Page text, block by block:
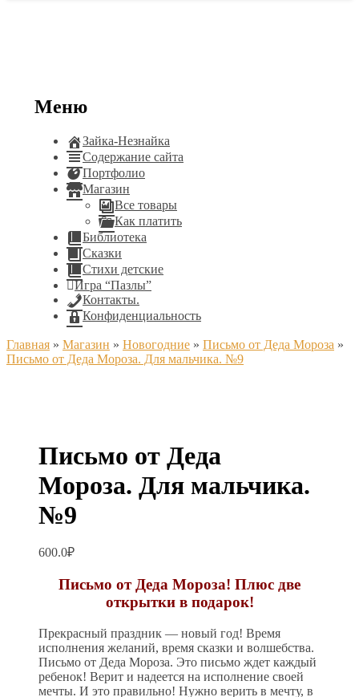
Меню
Зайка-Незнайка
Содержание сайта
Портфолио
Магазин
Все товары
Как платить
Библиотека
Сказки
Стихи детские
Игра “Пазлы”
Контакты.
Конфиденциальность
Главная » Магазин » Новогодние » Письмо от Деда Мороза »
Письмо от Деда Мороза. Для мальчика. №9
Письмо от Деда
Мороза. Для мальчика.
№9
600.0₽
Письмо от Деда Мороза! Плюс две
открытки в подарок!
Прекрасный праздник — новый год! Время
исполнения желаний, время сказки и волшебства.
Письмо от Деда Мороза. Это письмо ждет каждый
ребенок! Верит и надеется на исполнение своей
мечты. И это правильно! Нужно верить в мечту, в